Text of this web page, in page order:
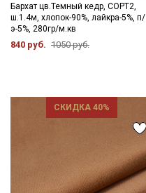
Бархат цв.Темный кедр, СОРТ2,
ш.1.4м, хлопок-90%, лайкра-5%, п/
э-5%, 280гр/м.кв
840 руб. 1050 руб.
СКИДКА 40%